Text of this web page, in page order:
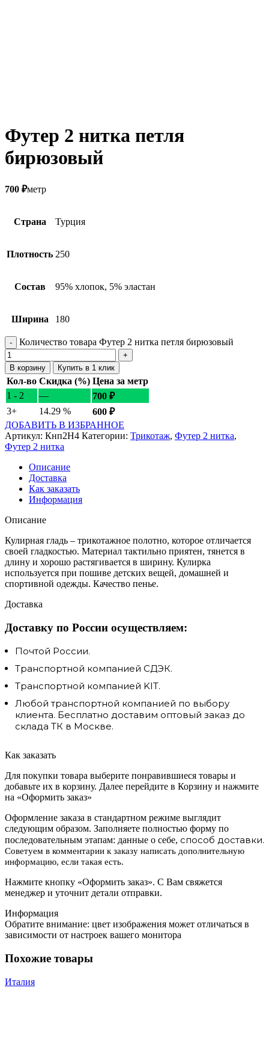
Футер 2 нитка петля
бирюзовый
700 ₽метр
Страна Турция
Плотность 250
Состав 95% хлопок, 5% эластан
Ширина 180
Количество товара Футер 2 нитка петля бирюзовый
В корзину Купить в 1 клик
Кол-во Скидка (%) Цена за метр
1 - 2
— 700 ₽
3+
14.29 % 600 ₽
ДОБАВИТЬ В ИЗБРАННОЕ
Артикул: Кнп2Н4 Категории: Трикотаж, Футер 2 нитка,
Футер 2 нитка
Описание
Доставка
Как заказать
Информация
Описание
Кулирная гладь – трикотажное полотно, которое отличается
своей гладкостью. Материал тактильно приятен, тянется в
длину и хорошо растягивается в ширину. Кулирка
используется при пошиве детских вещей, домашней и
спортивной одежды. Качество пенье.
Доставка
Доставку по России осуществляем:
Почтой России.
Транспортной компанией СДЭК.
Транспортной компанией KIT.
Любой транспортной компанией по выбору
клиента. Бесплатно доставим оптовый заказ до
склада ТК в Москве.
Как заказать
Для покупки товара выберите понравившиеся товары и
добавьте их в корзину. Далее перейдите в Корзину и нажмите
на «Оформить заказ»
Оформление заказа в стандартном режиме выглядит
следующим образом. Заполняете полностью форму по
последовательным этапам: данные о себе, способ доставки.
Советуем в комментарии к заказу написать дополнительную
информацию, если такая есть.
Нажмите кнопку «Оформить заказ». С Вам свяжется
менеджер и уточнит детали отправки.
Информация
Обратите внимание: цвет изображения может отличаться в
зависимости от настроек вашего монитора
Похожие товары
Италия